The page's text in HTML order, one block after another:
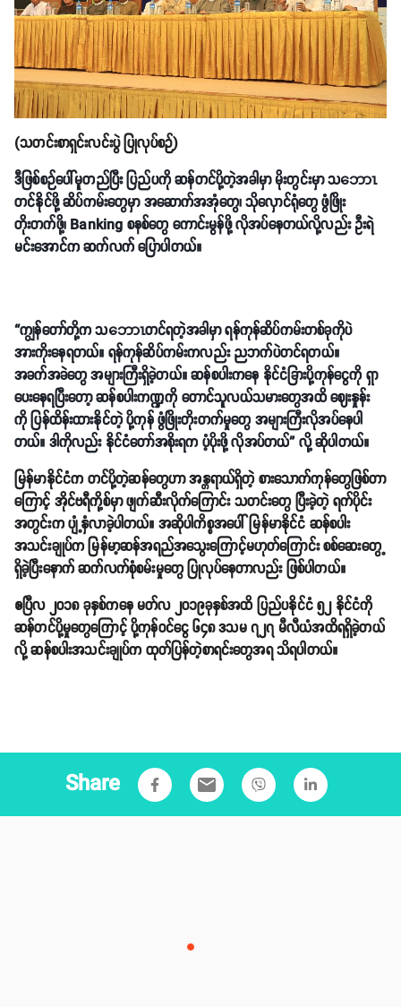
(သတင်းစာရှင်းလင်းပွဲ ပြုလုပ်စဉ်)
ဒီဖြစ်စဉ်ပေါ်မူတည်ပြီး ပြည်ပကို ဆန်တင်ပို့တဲ့အခါမှာ မိုးတွင်းမှာ သဘောၤ
တင်နိုင်ဖို့ ဆိပ်ကမ်းတွေမှာ အဆောက်အအုံတွေ၊ သိုလှောင်ရုံတွေ ဖွံဖြိုး
တိုးတက်ဖို့၊ Banking စနစ်တွေ ကောင်းမွန်ဖို့ လိုအပ်နေတယ်လို့လည်း ဦးရဲ
မင်းအောင်က ဆက်လက် ပြောပါတယ်။
“ကျွန်တော်တို့က သဘောၤတင်ရတဲ့အခါမှာ ရန်ကုန်ဆိပ်ကမ်းတစ်ခုကိုပဲ
အားကိုးနေရတယ်။ ရန်ကုန်ဆိပ်ကမ်းကလည်း ညဘက်ပဲတင်ရတယ်။
အခက်အခဲတွေ အများကြီးရှိခဲ့တယ်။ ဆန်စပါးကနေ နိုင်ငံခြားပို့ကုန်ငွေကို ရှာ
ပေးနေရပြီးတော့ ဆန်စပါးကဏ္ဍကို တောင်သူလယ်သမားတွေအထိ ဈေးနှုန်း
ကို ပြန်ထိန်းထားနိုင်တဲ့ ပို့ကုန် ဖွံဖြိုးတိုးတက်မှုတွေ အများကြီးလိုအပ်နေပါ
တယ်။ ဒါကိုလည်း နိုင်ငံတော်အစိုးရက ပံ့ပိုးဖို့ လိုအပ်တယ်” လို့ ဆိုပါတယ်။
မြန်မာနိုင်ငံက တင်ပို့တဲ့ဆန်တွေဟာ အန္တရာယ်ရှိတဲ့ စားသောက်ကုန်တွေဖြစ်တာ
ကြောင့် အိုင်ဗရီကို့စ်မှာ ဖျက်ဆီးလိုက်ကြောင်း သတင်းတွေ ပြီးခဲ့တဲ့ ရက်ပိုင်း
အတွင်းက ပျံ့နှံလာခဲ့ပါတယ်။ အဆိုပါကိစ္စအပေါ် မြန်မာနိုင်ငံ ဆန်စပါး
အသင်းချုပ်က မြန်မာ့ဆန်အရည်အသွေးကြောင့်မဟုတ်ကြောင်း စစ်ဆေးတွေ့
ရှိခဲ့ပြီးနောက် ဆက်လက်စုံစမ်းမှုတွေ ပြုလုပ်နေတာလည်း ဖြစ်ပါတယ်။
ဧပြီလ ၂၀၁၈ ခုနှစ်ကနေ မတ်လ ၂၀၁၉ခုနှစ်အထိ ပြည်ပနိုင်ငံ ၅၂ နိုင်ငံကို
ဆန်တင်ပို့မှုတွေကြောင့် ပို့ကုန်ဝင်ငွေ ၆၄၈ ဒသမ ၇၂၇ မီလီယံအထိရရှိခဲ့တယ်
လို့ ဆန်စပါးအသင်းချုပ်က ထုတ်ပြန်တဲ့စာရင်းတွေအရ သိရပါတယ်။
Share email